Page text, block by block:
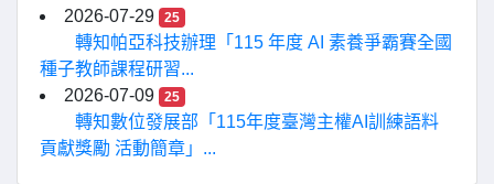
2026-07-29
25
轉知帕亞科技辦理「115 年度 AI 素養爭霸賽全國
種子教師課程研習...
2026-07-09
25
轉知數位發展部「115年度臺灣主權AI訓練語料
貢獻獎勵 活動簡章」...